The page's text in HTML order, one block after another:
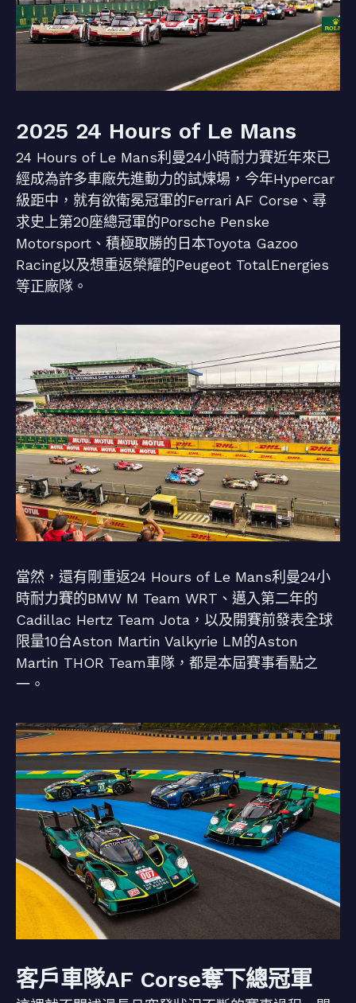
2025 24 Hours of Le Mans
24 Hours of Le Mans利曼24小時耐力賽近年來已
經成為許多車廠先進動力的試煉場，今年Hypercar
級距中，就有欲衛冕冠軍的Ferrari AF Corse、尋
求史上第20座總冠軍的Porsche Penske
Motorsport、積極取勝的日本Toyota Gazoo
Racing以及想重返榮耀的Peugeot TotalEnergies
等正廠隊。
當然，還有剛重返24 Hours of Le Mans利曼24小
時耐力賽的BMW M Team WRT、邁入第二年的
Cadillac Hertz Team Jota，以及開賽前發表全球
限量10台Aston Martin Valkyrie LM的Aston
Martin THOR Team車隊，都是本屆賽事看點之
一。
客戶車隊AF Corse奪下總冠軍